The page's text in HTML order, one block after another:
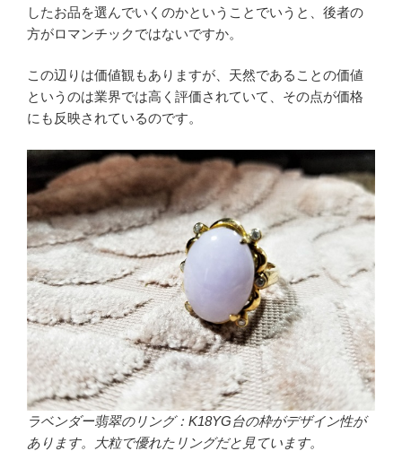
したお品を選んでいくのかということでいうと、後者の
方がロマンチックではないですか。
この辺りは価値観もありますが、天然であることの価値
というのは業界では高く評価されていて、その点が価格
にも反映されているのです。
ラベンダー翡翠のリング：K18YG台の枠がデザイン性が
あります。大粒で優れたリングだと見ています。